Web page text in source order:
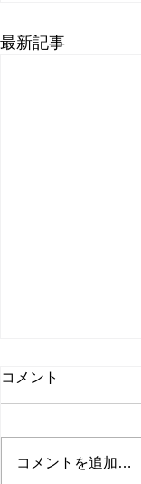
最新記事
コメント
コメントを追加…